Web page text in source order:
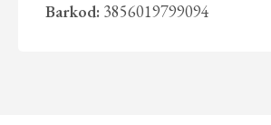
Barkod: 3856019799094